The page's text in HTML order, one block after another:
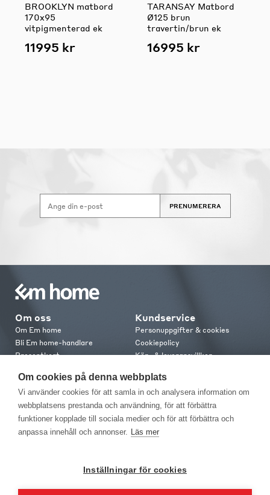
BROOKLYN matbord
170x95
vitpigmenterad ek
11995 kr
TARANSAY Matbord
Ø125 brun
travertin/brun ek
16995 kr
PRENUMERERA
Om oss
Om Em home
Bli Em home-handlare
Presentkort
Em home Club
Medlemsvillkor
Kundservice
Personuppgifter & cookies
Cookiepolicy
Köp- & leveransvillkor
Retur & reklamation
Kontakt
Kontakta oss
Om cookies på denna webbplats
Vi använder cookies för att samla in och analysera information om
webbplatsens prestanda och användning, för att förbättra
funktioner kopplade till sociala medier och för att förbättra och
anpassa innehåll och annonser. Läs mer
Inställningar för cookies